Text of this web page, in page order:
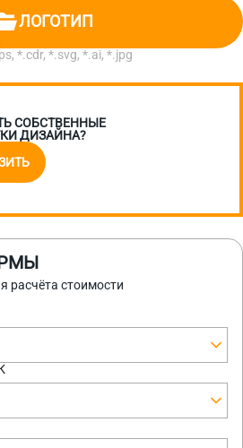
ЛОГОТИП
*.cdr, *.svg, *.ai, *.jpg
СОБСТВЕННЫЕ
ДИЗАЙНА?
расчёта стоимости